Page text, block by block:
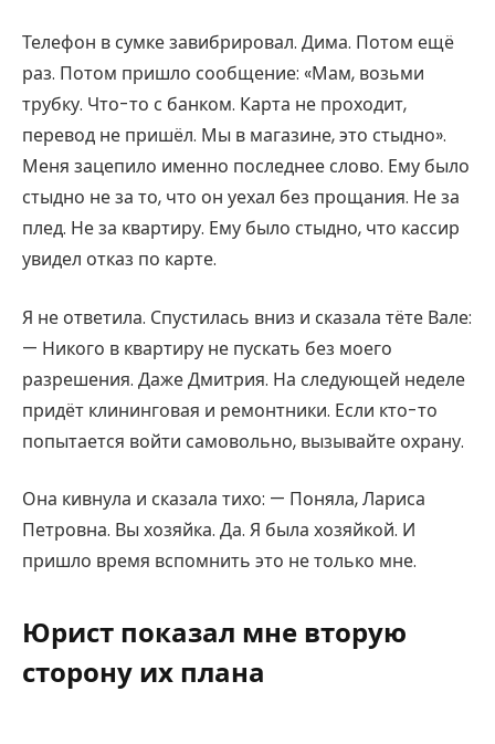
Телефон в сумке завибрировал. Дима. Потом ещё
раз. Потом пришло сообщение: «Мам, возьми
трубку. Что-то с банком. Карта не проходит,
перевод не пришёл. Мы в магазине, это стыдно».
Меня зацепило именно последнее слово. Ему было
стыдно не за то, что он уехал без прощания. Не за
плед. Не за квартиру. Ему было стыдно, что кассир
увидел отказ по карте.
Я не ответила. Спустилась вниз и сказала тёте Вале:
— Никого в квартиру не пускать без моего
разрешения. Даже Дмитрия. На следующей неделе
придёт клининговая и ремонтники. Если кто-то
попытается войти самовольно, вызывайте охрану.
Она кивнула и сказала тихо: — Поняла, Лариса
Петровна. Вы хозяйка. Да. Я была хозяйкой. И
пришло время вспомнить это не только мне.
Юрист показал мне вторую
сторону их плана